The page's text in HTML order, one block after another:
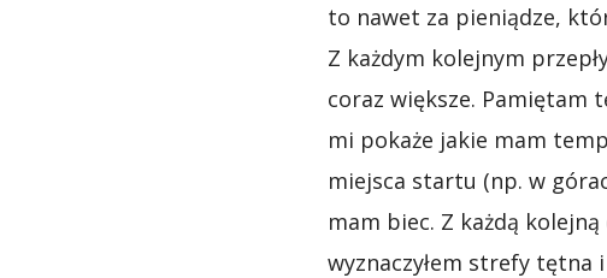
to nawet za pieniądze,
Z każdym kolejnym
coraz większe. Pamiętam
mi pokaże jakie mam
miejsca startu (np. w
mam biec. Z każdą
wyznaczyłem strefy tętna